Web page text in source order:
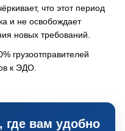
что этот период
и не освобождает
новых требований.
грузоотправителей
к ЭДО.
где вам удобно